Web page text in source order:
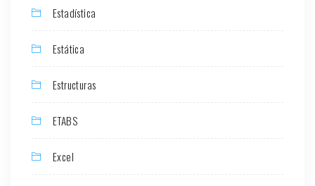
Estadística
Estática
Estructuras
ETABS
Excel